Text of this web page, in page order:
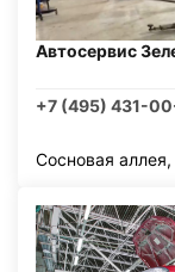
Автосервис
+7 (495) 431-
Сосновая